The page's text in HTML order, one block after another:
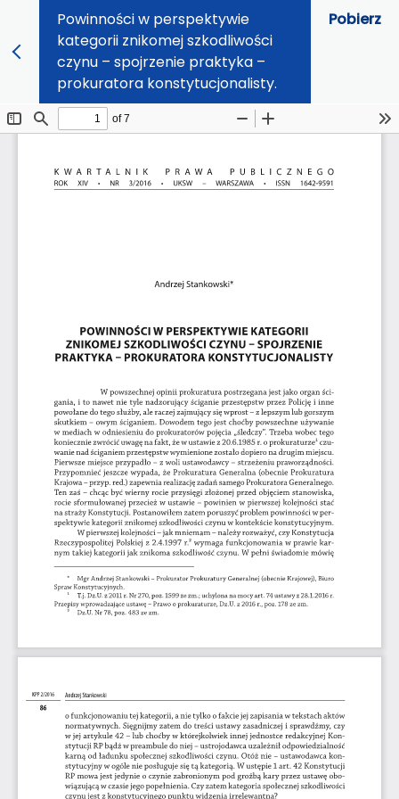
Powinności w perspektywie
kategorii znikomej szkodliwości
czynu – spojrzenie praktyka –
prokuratora konstytucjonalisty.
Pobierz